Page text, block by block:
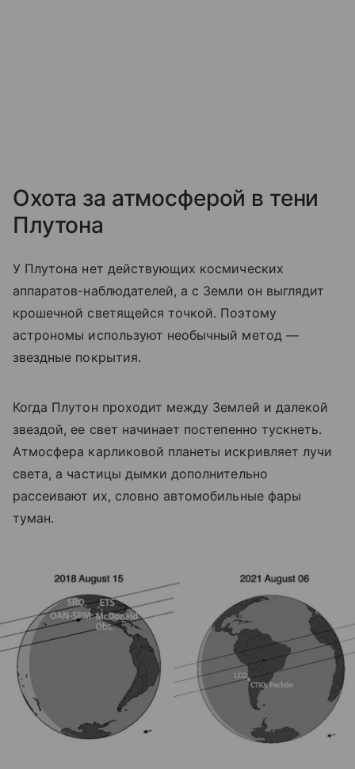
Охота за атмосферой в тени
Плутона
У Плутона нет действующих космических
аппаратов-наблюдателей, а с Земли он выглядит
крошечной светящейся точкой. Поэтому
астрономы используют необычный метод —
звездные покрытия.
Когда Плутон проходит между Землей и далекой
звездой, ее свет начинает постепенно тускнеть.
Атмосфера карликовой планеты искривляет лучи
света, а частицы дымки дополнительно
рассеивают их, словно автомобильные фары
туман.